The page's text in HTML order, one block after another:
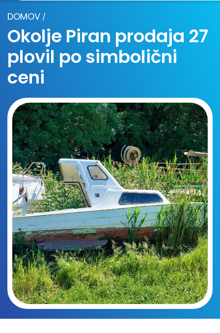
DOMOV /
Okolje Piran prodaja 27
plovil po simbolični
ceni